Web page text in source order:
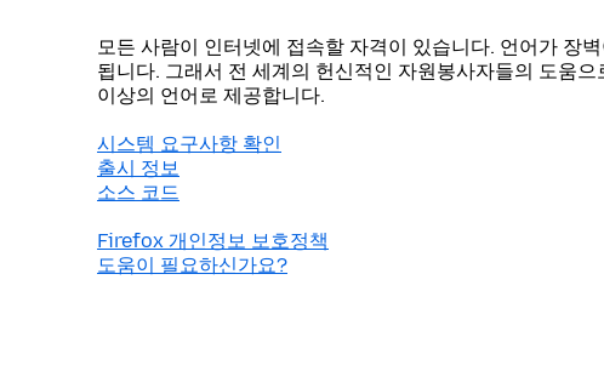
모든 사람이 인터넷에 접속할 자격이 있습니다. 언어가 장
됩니다. 그래서 전 세계의 헌신적인 자원봉사자들의 도움
이상의 언어로 제공합니다.
시스템 요구사항 확인
출시 정보
소스 코드
Firefox 개인정보 보호정책
도움이 필요하신가요?